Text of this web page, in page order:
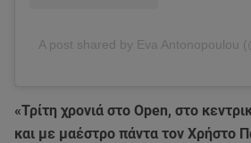
A post shared by Eva Antonopoulou
«Τρίτη χρονιά στο Open, στο
και με μαέστρο πάντα τον Χρήστο